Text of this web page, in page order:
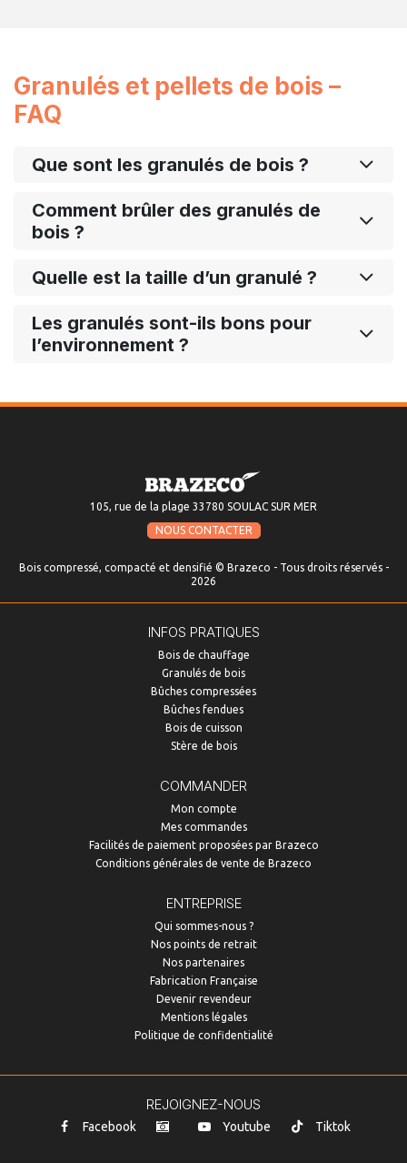
Granulés et pellets de bois –
FAQ
Que sont les granulés de bois ?
Comment brûler des granulés de
bois ?
Quelle est la taille d’un granulé ?
Les granulés sont-ils bons pour
l’environnement ?
105, rue de la plage 33780 SOULAC SUR MER
NOUS CONTACTER
Bois compressé, compacté et densifié © Brazeco - Tous droits réservés -
2026
INFOS PRATIQUES
Bois de chauffage
Granulés de bois
Bûches compressées
Bûches fendues
Bois de cuisson
Stère de bois
COMMANDER
Mon compte
Mes commandes
Facilités de paiement proposées par Brazeco
Conditions générales de vente de Brazeco
ENTREPRISE
Qui sommes-nous ?
Nos points de retrait
Nos partenaires
Fabrication Française
Devenir revendeur
Mentions légales
Politique de confidentialité
REJOIGNEZ-NOUS
Facebook Youtube Tiktok